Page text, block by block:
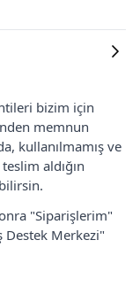
bizim için
memnun
kullanılmamış ve
aldığın
"Siparişlerim"
Destek Merkezi"